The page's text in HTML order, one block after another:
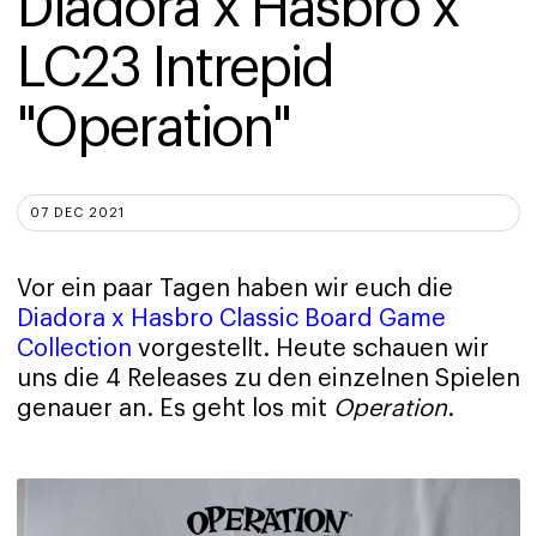
LC23 Intrepid
"Operation"
07 DEC 2021
Vor ein paar Tagen haben wir euch die
Diadora x Hasbro Classic Board Game
Collection vorgestellt. Heute schauen wir
uns die 4 Releases zu den einzelnen Spielen
genauer an. Es geht los mit Operation.